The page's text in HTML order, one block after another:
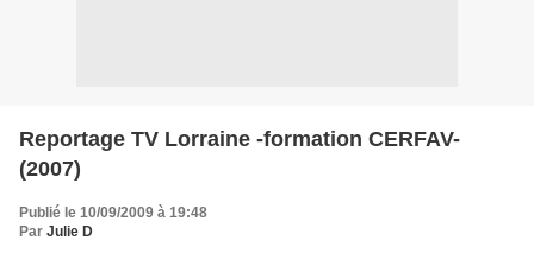
Reportage TV Lorraine -formation CERFAV-
(2007)
Publié le 10/09/2009 à 19:48
Par Julie D